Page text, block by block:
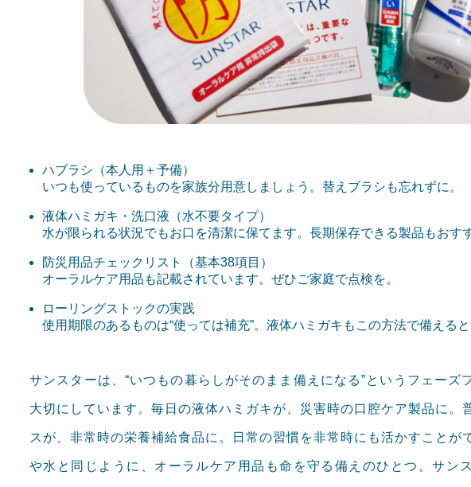
ハブラシ（本人用＋予備）
いつも使っているものを家族分用意しましょう。替えブラシも忘れずに。
液体ハミガキ・洗口液（水不要タイプ）
水が限られる状況でもお口を清潔に保てます。長期保存できる製品もおす
防災用品チェックリスト（基本38項目）
オーラルケア用品も記載されています。ぜひご家庭で点検を。
ローリングストックの実践
使用期限のあるものは“使っては補充”。液体ハミガキもこの方法で備えると
サンスターは、“いつもの暮らしがそのまま備えになる”というフェーズ
大切にしています。毎日の液体ハミガキが、災害時の口腔ケア製品に。
スが、非常時の栄養補給食品に。日常の習慣を非常時にも活かすことが
や水と同じように、オーラルケア用品も命を守る備えのひとつ。サン